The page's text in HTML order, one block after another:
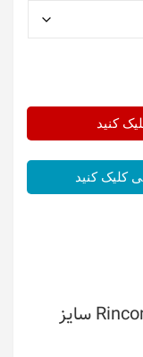
کنید
کلیک کنید
دوچرخه کوهستان جاینت مدل Rincon 1 سایز